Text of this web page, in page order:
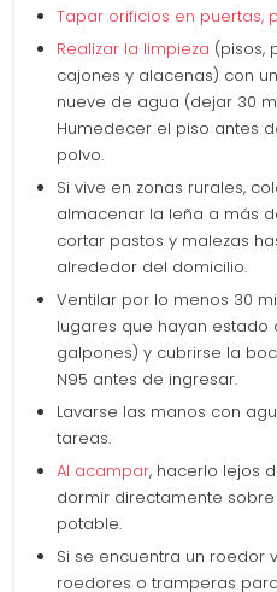
Tapar orificios en puertas,
Realizar la limpieza (pisos,
cajones y alacenas) con
nueve de agua (dejar 30
Humedecer el piso antes
polvo.
Si vive en zonas rurales,
almacenar la leña a más
cortar pastos y malezas
alrededor del domicilio.
Ventilar por lo menos 30
lugares que hayan estado
galpones) y cubrirse la
N95 antes de ingresar.
Lavarse las manos con
tareas.
Al acampar, hacerlo lejos
dormir directamente
potable.
Si se encuentra un roedor
roedores o tramperas